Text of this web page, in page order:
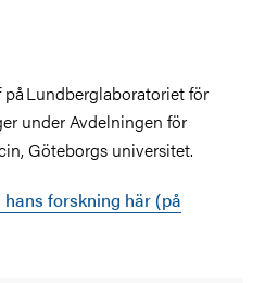
Lundberglaboratoriet för
under Avdelningen för
Göteborgs universitet.
forskning här (på